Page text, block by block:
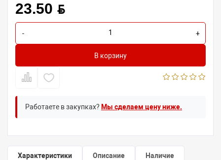
23.50 BYN
- +
В корзину
Работаете в закупках? Мы сделаем цену ниже.
Характеристики Описание Наличие